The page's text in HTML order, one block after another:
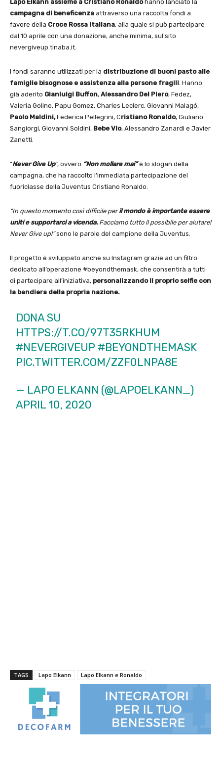
Lapo Elkann assieme a Cristiano Ronaldohanno lanciato la
campagna di beneficenza attraverso una raccolta fondi a
favore della Croce Rossa Italiana, alla quale si può partecipare
dal 10 aprile con una donazione, anche minima, sul sito
nevergiveup.tinaba.it.
I fondi saranno utilizzati per la distribuzione di buoni pasto alle
famiglie bisognose e assistenza alla persone fragili. Hanno
già aderito Gianluigi Buffon, Alessandro Del Piero, Fedez,
Valeria Golino, Papu Gomez, Charles Leclerc, Giovanni Malagó,
Paolo Maldini,Federica Pellegrini, Cristiano Ronaldo, Giuliano
Sangiorgi, Giovanni Soldini, Bebe Vio, Alessandro Zanardi e Javier
Zanetti.
“Never Give Up“, ovvero “Non mollare mai”è lo slogan della
campagna, che ha raccolto l’immediata partecipazione del
fuoriclasse della Juventus Cristiano Ronaldo.
“In questo momento così difficile peril mondo è importante essere
uniti e supportarci a vicenda.Facciamo tutto il possibile per aiutare!
Never Give up!”sono le parole del campione della Juventus.
Il progetto è sviluppato anche su Instagram grazie ad un filtro
dedicato all’operazione #beyondthemask, che consentirà a tutti
di partecipare all’iniziativa, personalizzando il proprio selfie con
la bandiera della propria nazione.
DONA SU
HTTPS://T.CO/97T35RKHUM
#NEVERGIVEUP #BEYONDTHEMASK
PIC.TWITTER.COM/ZZF0LNPA8E
— LAPO ELKANN (@LAPOELKANN_)
APRIL 10, 2020
TAGS Lapo Elkann Lapo Elkann e Ronaldo